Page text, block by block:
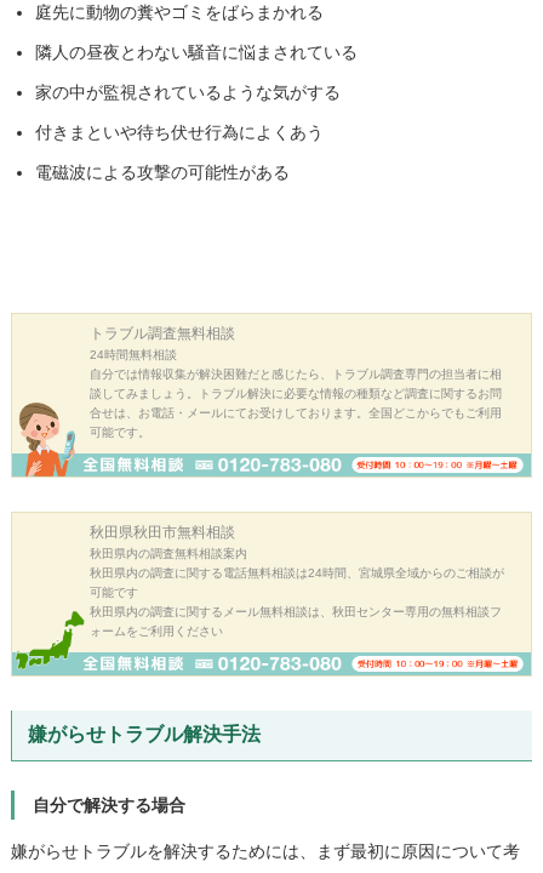
庭先に動物の糞やゴミをばらまかれる
隣人の昼夜とわない騒音に悩まされている
家の中が監視されているような気がする
付きまといや待ち伏せ行為によくあう
電磁波による攻撃の可能性がある
トラブル調査無料相談
24時間無料相談
自分では情報収集が解決困難だと感じたら、トラブル調査専門の担当者に相
談してみましょう。トラブル解決に必要な情報の種類など調査に関するお問
合せは、お電話・メールにてお受けしております。全国どこからでもご利用
可能です。
秋田県秋田市無料相談
秋田県内の調査無料相談案内
秋田県内の調査に関する電話無料相談は24時間、宮城県全域からのご相談が
可能です
秋田県内の調査に関するメール無料相談は、秋田センター専用の無料相談フ
ォームをご利用ください
嫌がらせトラブル解決手法
自分で解決する場合
嫌がらせトラブルを解決するためには、まず最初に原因について考